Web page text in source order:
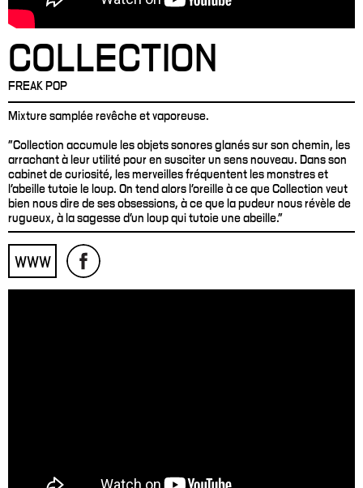
COLLECTION
FREAK POP
Mixture samplée revêche et vaporeuse.
"Collection accumule les objets sonores glanés sur son chemin, les
arrachant à leur utilité pour en susciter un sens nouveau. Dans son
cabinet de curiosité, les merveilles fréquentent les monstres et
l’abeille tutoie le loup. On tend alors l’oreille à ce que Collection veut
bien nous dire de ses obsessions, à ce que la pudeur nous révèle de
rugueux, à la sagesse d’un loup qui tutoie une abeille."
WWW